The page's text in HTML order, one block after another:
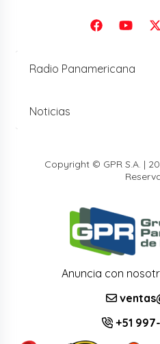
Radio Panamericana
Noticias
Copyright © GPR S.A. |
Anuncia con
+51